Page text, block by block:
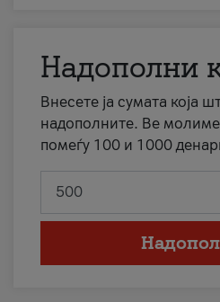
Надополни
Внесете ја сумата која
надополните. Ве
помеѓу 100 и 1000